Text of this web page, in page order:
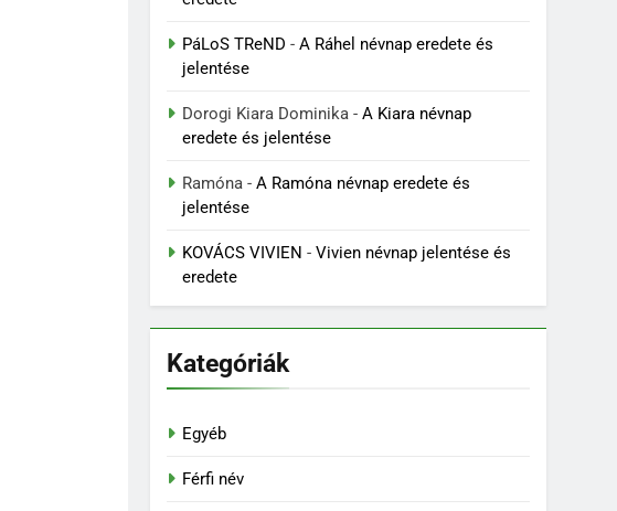
PáLoS TReND -A Ráhel névnap eredete és
jelentése
Dorogi Kiara Dominika -A Kiara névnap
eredete és jelentése
Ramóna -A Ramóna névnap eredete és
jelentése
KOVÁCS VIVIEN -Vivien névnap jelentése és
eredete
Kategóriák
Egyéb
Férfi név